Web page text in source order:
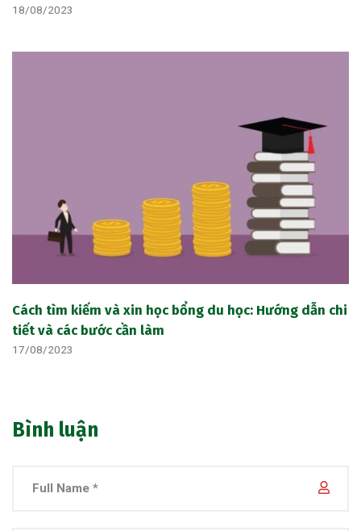
18/08/2023
Cách tìm kiếm và xin học bổng du học: Hướng dẫn chi
tiết và các bước cần làm
17/08/2023
Bình luận